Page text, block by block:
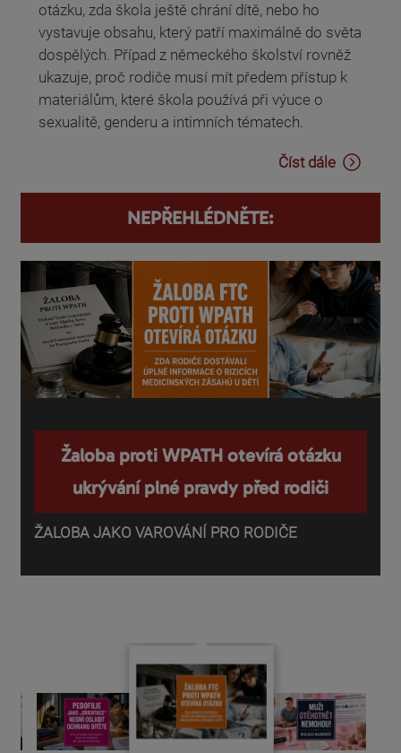
otázku, zda škola ještě chrání dítě, nebo ho
vystavuje obsahu, který patří maximálně do světa
dospělých. Případ z německého školství rovněž
ukazuje, proč rodiče musí mít předem přístup k
materiálům, které škola používá při výuce o
sexualitě, genderu a intimních tématech.
Číst dále
NEPŘEHLÉDNĚTE:
Žaloba proti WPATH otevírá otázku
ukrývání plné pravdy před rodiči
ŽALOBA JAKO VAROVÁNÍ PRO RODIČE